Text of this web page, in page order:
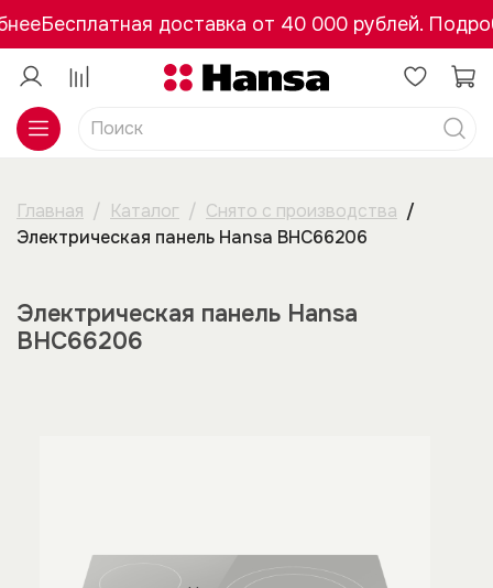
Бесплатная доставка от 40 000 рублей.
Главная Каталог
Снято с производства
Электрическая панель Hansa BHC66206
Электрическая панель Hansa
BHC66206